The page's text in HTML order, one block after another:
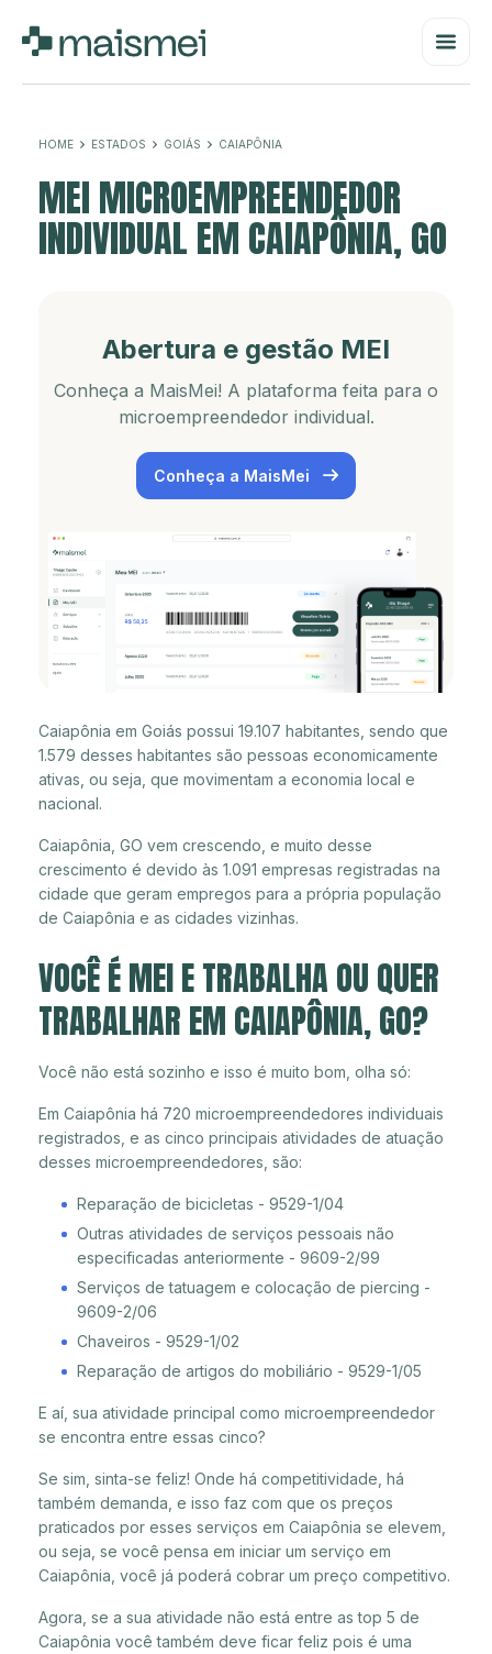
HOME ESTADOS GOIÁS CAIAPÔNIA
MEI MICROEMPREENDEDOR
INDIVIDUAL EM CAIAPÔNIA, GO
Abertura e gestão MEI
Conheça a MaisMei! A plataforma feita para o
microempreendedor individual.
Conheça a MaisMei
Caiapônia em Goiás possui 19.107 habitantes, sendo que
1.579 desses habitantes são pessoas economicamente
ativas, ou seja, que movimentam a economia local e
nacional.
Caiapônia, GO vem crescendo, e muito desse
crescimento é devido às 1.091 empresas registradas na
cidade que geram empregos para a própria população
de Caiapônia e as cidades vizinhas.
VOCÊ É MEI E TRABALHA OU QUER
TRABALHAR EM CAIAPÔNIA, GO?
Você não está sozinho e isso é muito bom, olha só:
Em Caiapônia há 720 microempreendedores individuais
registrados, e as cinco principais atividades de atuação
desses microempreendedores, são:
Reparação de bicicletas - 9529-1/04
Outras atividades de serviços pessoais não
especificadas anteriormente - 9609-2/99
Serviços de tatuagem e colocação de piercing -
9609-2/06
Chaveiros - 9529-1/02
Reparação de artigos do mobiliário - 9529-1/05
E aí, sua atividade principal como microempreendedor
se encontra entre essas cinco?
Se sim, sinta-se feliz! Onde há competitividade, há
também demanda, e isso faz com que os preços
praticados por esses serviços em Caiapônia se elevem,
ou seja, se você pensa em iniciar um serviço em
Caiapônia, você já poderá cobrar um preço competitivo.
Agora, se a sua atividade não está entre as top 5 de
Caiapônia você também deve ficar feliz pois é uma